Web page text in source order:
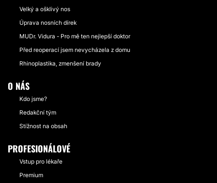
Velký a ošklivý nos
Úprava nosních dírek
MUDr. Vidura - Pro mě ten nejlepší doktor
Před reoperací jsem nevycházela z domu
Rhinoplastika, zmenšení brady
O NÁS
Kdo jsme?
Redakční tým
Stížnost na obsah
PROFESIONÁLOVÉ
Vstup pro lékaře
Premium